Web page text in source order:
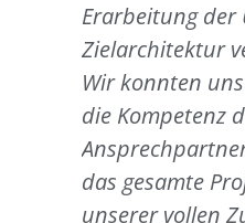
Erarbeitung der
Zielarchitektur
Wir konnten
die Kompetenz
das gesamte
unserer vollen